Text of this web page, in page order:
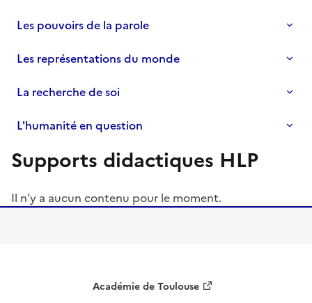
Les pouvoirs de la parole
Les représentations du monde
La recherche de soi
L'humanité en question
S'abonner à Accordéon
Supports didactiques HLP
Il n'y a aucun contenu pour le moment.
Académie de Toulouse